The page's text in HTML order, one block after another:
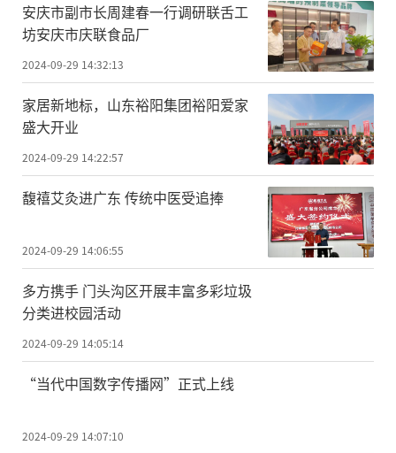
安庆市副市长周建春一行调研联舌工
坊安庆市庆联食品厂
2024-09-29 14:32:13
家居新地标，山东裕阳集团裕阳爱家
盛大开业
2024-09-29 14:22:57
馥禧艾灸进广东 传统中医受追捧
2024-09-29 14:06:55
多方携手 门头沟区开展丰富多彩垃圾
分类进校园活动
2024-09-29 14:05:14
“当代中国数字传播网”正式上线
2024-09-29 14:07:10